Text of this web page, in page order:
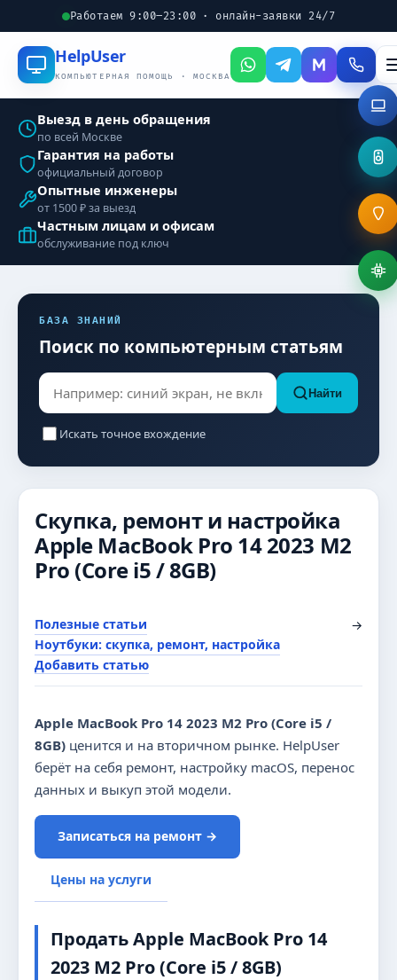
Работаем 9:00–23:00 · онлайн-заявки 24/7
HelpUser
КОМПЬЮТЕРНАЯ ПОМОЩЬ · МОСКВА
Выезд в день обращения
по всей Москве
Гарантия на работы
официальный договор
Опытные инженеры
от 1500 ₽ за выезд
Частным лицам и офисам
обслуживание под ключ
БАЗА ЗНАНИЙ
Поиск по компьютерным статьям
Найти
Искать точное вхождение
Скупка, ремонт и настройка
Apple MacBook Pro 14 2023 M2
Pro (Core i5 / 8GB)
Полезные статьи
→
Ноутбуки: скупка, ремонт, настройка
Добавить статью
Apple MacBook Pro 14 2023 M2 Pro (Core i5 /
8GB) ценится и на вторичном рынке. HelpUser
берёт на себя ремонт, настройку macOS, перенос
данных и выкуп этой модели.
Записаться на ремонт →
Цены на услуги
Продать Apple MacBook Pro 14
2023 M2 Pro (Core i5 / 8GB)